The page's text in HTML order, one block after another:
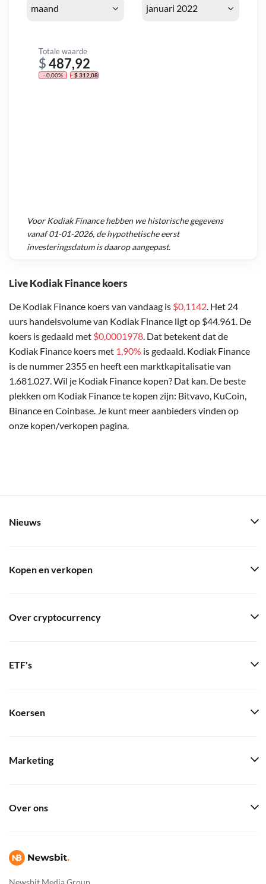
Live Kodiak Finance koers
De Kodiak Finance koers van vandaag is $0,1142. Het 24
uurs handelsvolume van Kodiak Finance ligt op $44.961. De
koers is gedaald met $0,0001978. Dat betekent dat de
Kodiak Finance koers met 1,90% is gedaald. Kodiak Finance
is de nummer 2355 en heeft een marktkapitalisatie van
1.681.027. Wil je Kodiak Finance kopen? Dat kan. De beste
plekken om Kodiak Finance te kopen zijn: Bitvavo, KuCoin,
Binance en Coinbase. Je kunt meer aanbieders vinden op
onze kopen/verkopen pagina.
Totale waarde
$487,92
- 0,00% - $ 312,08
VoorKodiak Financehebben we historische gegevens
vanaf01-01-2026, de hypothetische eerst
investeringsdatum is daarop aangepast.
Newsbit Media Group
Nieuws
Kopen en verkopen
Over cryptocurrency
ETF's
Koersen
Marketing
Over ons